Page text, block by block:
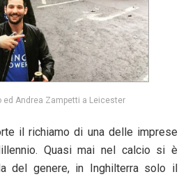
ed Andrea Zampetti a Leicester
il richiamo di una delle imprese
Quasi mai nel calcio si è
del genere, in Inghilterra solo il